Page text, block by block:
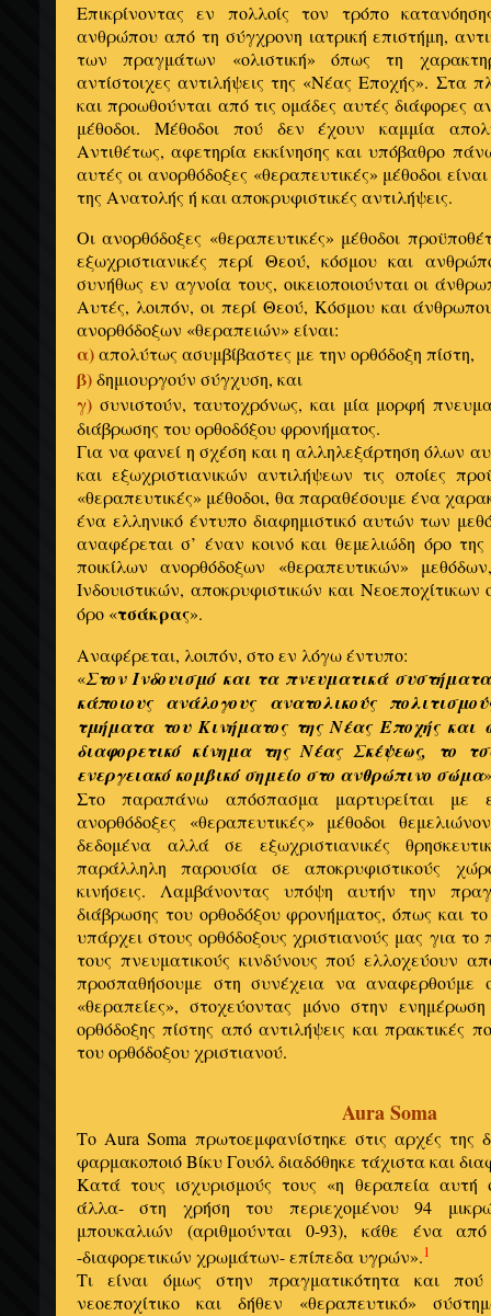
Επικρίνοντας εν πολλοίς τον τρόπο
ανθρώπου από τη σύγχρονη ιατρική επιστήμη,
των πραγμάτων «ολιστική» όπως τη
αντίστοιχες αντιλήψεις της «Νέας Εποχής». Στα
και προωθούνται από τις ομάδες αυτές διάφορες
μέθοδοι. Μέθοδοι πού δεν έχουν καμμία
Αντιθέτως, αφετηρία εκκίνησης και υπόβαθρο
αυτές οι ανορθόδοξες «θεραπευτικές» μέθοδοι
της Ανατολής ή και αποκρυφιστικές αντιλήψεις.
Οι ανορθόδοξες «θεραπευτικές» μέθοδοι
εξωχριστιανικές περί Θεού, κόσμου και
συνήθως εν αγνοία τους, οικειοποιούνται οι
Αυτές, λοιπόν, οι περί Θεού, Κόσμου και
ανορθόδοξων «θεραπειών» είναι:
α)απολύτως ασυμβίβαστες με την ορθόδοξη πίστη,
β)δημιουργούν σύγχυση, και
γ) συνιστούν, ταυτοχρόνως, και μία μορφή
διάβρωσης του ορθοδόξου φρονήματος.
Για να φανεί η σχέση και η αλληλεξάρτηση όλων
και εξωχριστιανικών αντιλήψεων τις οποίες
«θεραπευτικές» μέθοδοι, θα παραθέσουμε ένα
ένα ελληνικό έντυπο διαφημιστικό αυτών των
αναφέρεται σ’ έναν κοινό και θεμελιώδη όρο
ποικίλων ανορθόδοξων «θεραπευτικών»
Ινδουιστικών, αποκρυφιστικών και
όρο «τσάκρας».
Αναφέρεται, λοιπόν, στο εν λόγω έντυπο:
«Στον Ινδουισμό και τα πνευματικά
κάποιους ανάλογους ανατολικούς
τμήματα του Κινήματος της Νέας Εποχής και
διαφορετικό κίνημα της Νέας Σκέψεως, το
ενεργειακό κομβικό σημείο στο ανθρώπινο σώμα
Στο παραπάνω απόσπασμα μαρτυρείται με
ανορθόδοξες «θεραπευτικές» μέθοδοι
δεδομένα αλλά σε εξωχριστιανικές
παράλληλη παρουσία σε αποκρυφιστικούς
κινήσεις. Λαμβάνοντας υπόψη αυτήν την
διάβρωσης του ορθοδόξου φρονήματος, όπως και
υπάρχει στους ορθόδοξους χριστιανούς μας για
τους πνευματικούς κινδύνους πού ελλοχεύουν
προσπαθήσουμε στη συνέχεια να αναφερθούμε
«θεραπείες», στοχεύοντας μόνο στην
ορθόδοξης πίστης από αντιλήψεις και πρακτικές
του ορθόδοξου χριστιανού.
Aura Soma
Το Aura Soma πρωτοεμφανίστηκε στις αρχές της
φαρμακοποιό Βίκυ Γουόλ διαδόθηκε τάχιστα και
Κατά τους ισχυρισμούς τους «η θεραπεία αυτή
άλλα- στη χρήση του περιεχομένου 94
μπουκαλιών (αριθμούνται 0-93), κάθε ένα
-διαφορετικών χρωμάτων- επίπεδα υγρών».1
Τι είναι όμως στην πραγματικότητα και
νεοεποχίτικο και δήθεν «θεραπευτικό»